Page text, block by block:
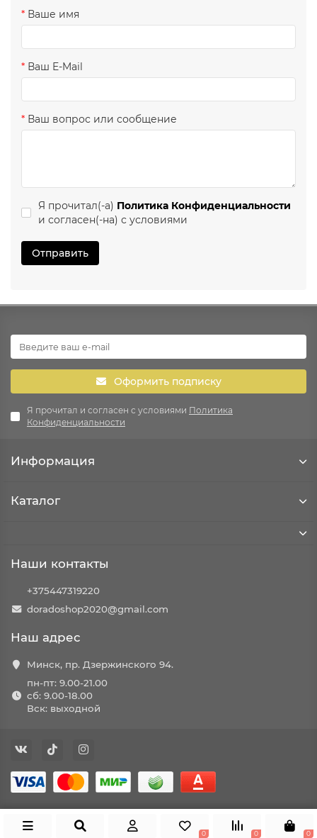
Ваше имя
Ваш E-Mail
Ваш вопрос или сообщение
Я прочитал(-а) Политика Конфиденциальности
и согласен(-на) с условиями
Отправить
Оформить подписку
Я прочитал и согласен с условиями Политика
Конфиденциальности
Информация
Каталог
Наши контакты
+375447319220
doradoshop2020@gmail.com
Наш адрес
Минск, пр. Дзержинского 94.
пн-пт: 9.00-21.00
сб: 9.00-18.00
Вск: выходной
0 0 0